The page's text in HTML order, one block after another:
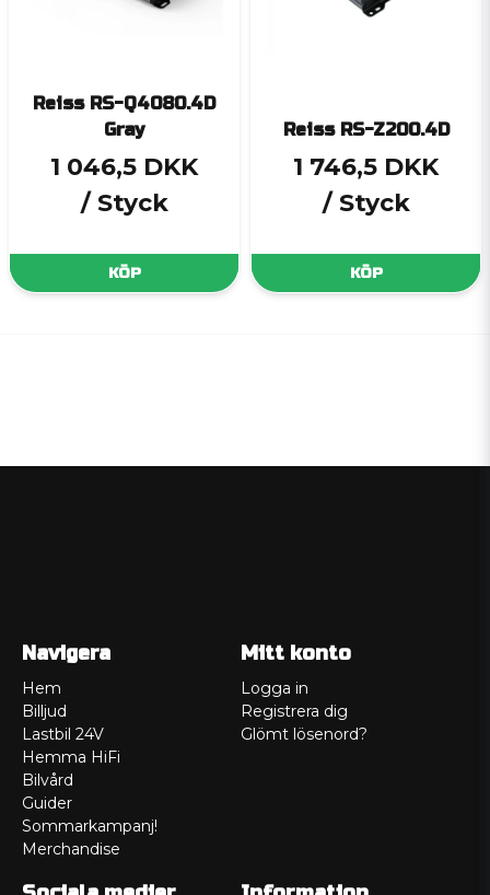
Reiss RS-Q4080.4D
Gray
1 046,5 DKK
/ Styck
KÖP
Reiss RS-Z200.4D
1 746,5 DKK
/ Styck
KÖP
Navigera
Hem
Billjud
Lastbil 24V
Hemma HiFi
Bilvård
Guider
Sommarkampanj!
Merchandise
Mitt konto
Logga in
Registrera dig
Glömt lösenord?